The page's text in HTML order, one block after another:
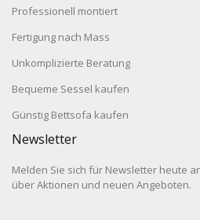
Professionell montiert
Fertigung nach Mass
Unkomplizierte Beratung
Bequeme Sessel kaufen
Günstig Bettsofa kaufen
Newsletter
Melden Sie sich für Newsletter heute
über Aktionen und neuen Angeboten.